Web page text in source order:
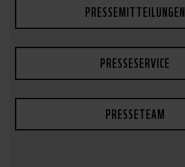
PRESSEMITTEILUNGEN
PRESSESERVICE
PRESSETEAM